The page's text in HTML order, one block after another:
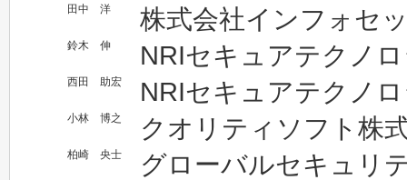
田中 洋 株式会社インフォセ
鈴木 伸 NRIセキュアテクノ
西田 助宏 NRIセキュアテクノ
小林 博之 クオリティソフト株
柏崎 央士 グローバルセキュリ